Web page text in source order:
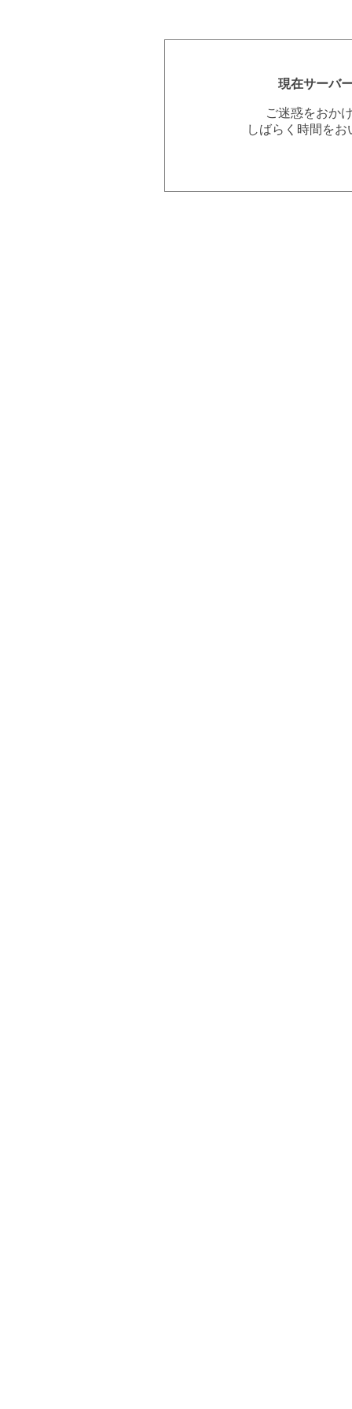
現在サーバ
ご迷惑をおか
しばらく時間を